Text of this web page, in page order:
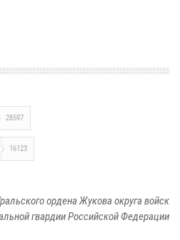
28597
16123
ордена Жукова округа войск
гвардии Российской Федерации